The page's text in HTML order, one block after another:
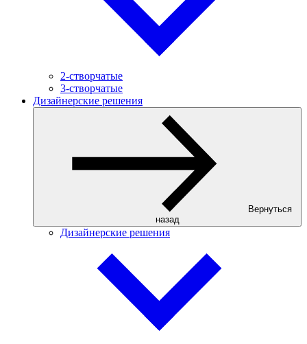
2-створчатые
3-створчатые
Дизайнерские решения
Вернуться
назад
Дизайнерские решения